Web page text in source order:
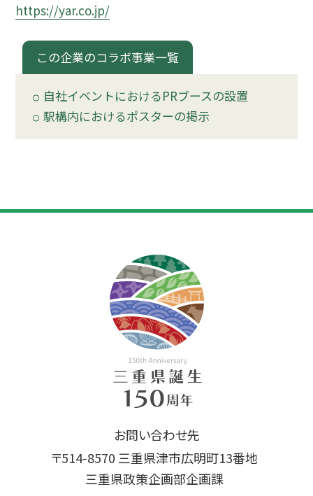
https://yar.co.jp/
この企業のコラボ事業一覧
自社イベントにおけるPRブースの設置
駅構内におけるポスターの掲示
お問い合わせ先
〒514-8570 三重県津市広明町13番地
三重県政策企画部企画課